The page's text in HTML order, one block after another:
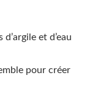
et d’eau
pour créer